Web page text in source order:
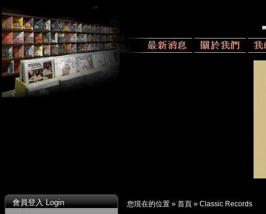
會員登入 Login 您現在的位置 » 首頁 » Classic Records